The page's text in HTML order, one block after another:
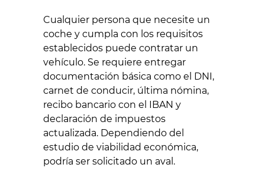
Cualquier persona que necesite un
coche y cumpla con los requisitos
establecidos puede contratar un
vehículo. Se requiere entregar
documentación básica como el DNI,
carnet de conducir, última nómina,
recibo bancario con el IBAN y
declaración de impuestos
actualizada. Dependiendo del
estudio de viabilidad económica,
podría ser solicitado un aval.